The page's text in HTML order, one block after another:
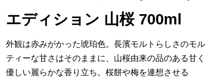
エディション 山桜 700ml
外観は赤みがかった琥珀色。長濱モルトらしさのモル
ティーな甘さはそのままに、山桜由来の品のある甘く
優しい麗らかな香り立ち。桜餅や梅を連想させる